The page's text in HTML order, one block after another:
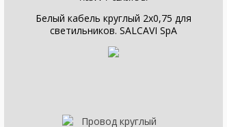
Белый кабель круглый 2x0,75 для
светильников. SALCAVI SpA